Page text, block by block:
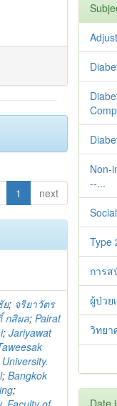
1 next
; จริยาวัตร
กสิผล;Pairat
;Jariyawat
;Bangkok
;
Non-
--...
Type
การ
ผู้ป่วย
วิทย
Date